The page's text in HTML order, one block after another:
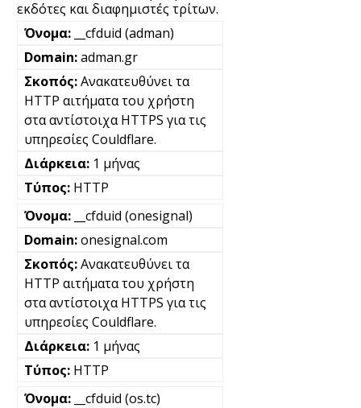
εκδότες και διαφημιστές τρίτων.
__cfduid (adman)
adman.gr
Ανακατευθύνει τα
HTTP αιτήματα του χρήστη
στα αντίστοιχα HTTPS για τις
υπηρεσίες Couldflare.
1 μήνας
HTTP
__cfduid (onesignal)
onesignal.com
Ανακατευθύνει τα
HTTP αιτήματα του χρήστη
στα αντίστοιχα HTTPS για τις
υπηρεσίες Couldflare.
1 μήνας
HTTP
__cfduid (os.tc)